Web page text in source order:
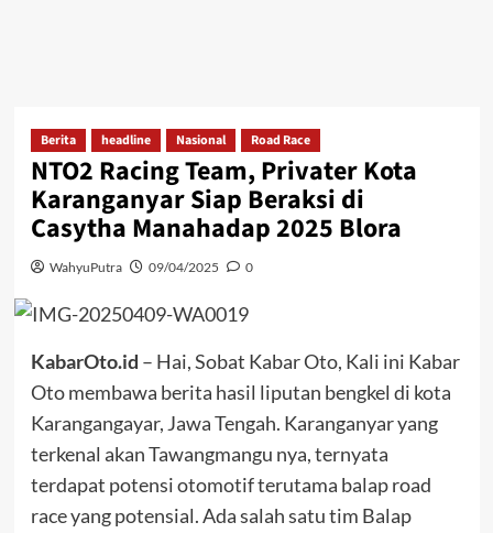
Berita headline Nasional Road Race
NTO2 Racing Team, Privater Kota
Karanganyar Siap Beraksi di
Casytha Manahadap 2025 Blora
WahyuPutra 09/04/2025 0
KabarOto.id – Hai, Sobat Kabar Oto, Kali ini Kabar
Oto membawa berita hasil liputan bengkel di kota
Karangangayar, Jawa Tengah. Karanganyar yang
terkenal akan Tawangmangu nya, ternyata
terdapat potensi otomotif terutama balap road
race yang potensial. Ada salah satu tim Balap